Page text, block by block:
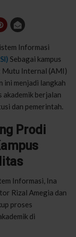
Informasi
Sebagai kampus
Mutu Internal (AMI)
ini menjadi langkah
berjalan
dan pemerintah.
Prodi
Informasi, Ina
Rizal Amegia dan
proses
di